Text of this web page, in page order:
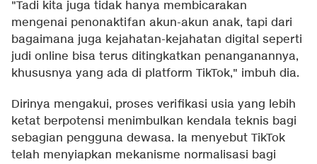
"Tadi kita juga tidak hanya membicarakan
mengenai penonaktifan akun-akun anak, tapi dari
bagaimana juga kejahatan-kejahatan digital seperti
judi online bisa terus ditingkatkan penanganannya,
khususnya yang ada di platform TikTok," imbuh dia.
Dirinya mengakui, proses verifikasi usia yang lebih
ketat berpotensi menimbulkan kendala teknis bagi
sebagian pengguna dewasa. Ia menyebut TikTok
telah menyiapkan mekanisme normalisasi bagi